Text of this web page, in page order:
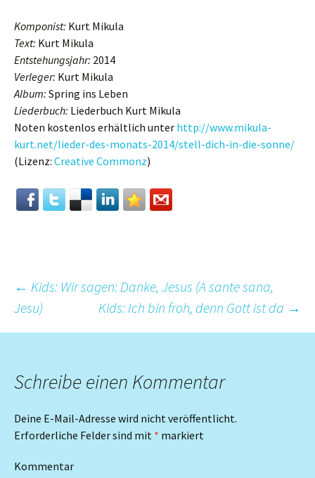
Komponist: Kurt Mikula
Text: Kurt Mikula
Entstehungsjahr: 2014
Verleger: Kurt Mikula
Album: Spring ins Leben
Liederbuch: Liederbuch Kurt Mikula
Noten kostenlos erhältlich unter http://www.mikula-
kurt.net/lieder-des-monats-2014/stell-dich-in-die-sonne/
(Lizenz: Creative Commonz)
Beitrags-
Navigation
← Kids: Wir sagen: Danke, Jesus (A sante sana,
Jesu)
Kids: Ich bin froh, denn Gott ist da →
Schreibe einen Kommentar
Deine E-Mail-Adresse wird nicht veröffentlicht.
Erforderliche Felder sind mit * markiert
Kommentar